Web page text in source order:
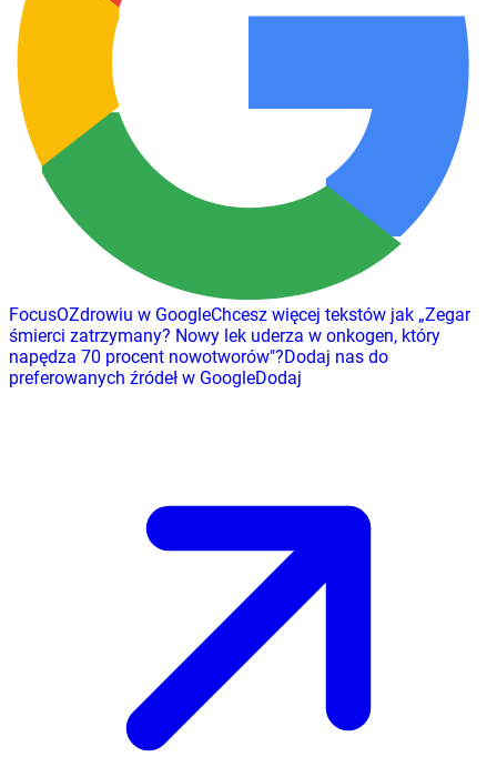
FocusOZdrowiu w GoogleChcesz więcej tekstów jak „Zegar
śmierci zatrzymany? Nowy lek uderza w onkogen, który
napędza 70 procent nowotworów"?Dodaj nas do
preferowanych źródeł w GoogleDodaj